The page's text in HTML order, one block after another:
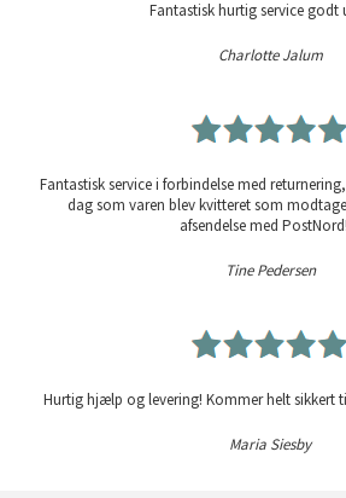
Fantastisk hurtig service godt
Charlotte Jalum
Fantastisk service i forbindelse med
dag som varen blev kvitteret som
afsendelse med
Tine Pedersen
Hurtig hjælp og levering! Kommer helt sikkert
Maria Siesby